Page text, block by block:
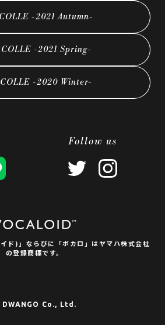
-2021 Autumn-
-2021 Spring-
-2020 Winter-
Follow us
ド)」ならびに
「ボカロ」はヤマハ株式会社
の登録商標です。
Co., Ltd.